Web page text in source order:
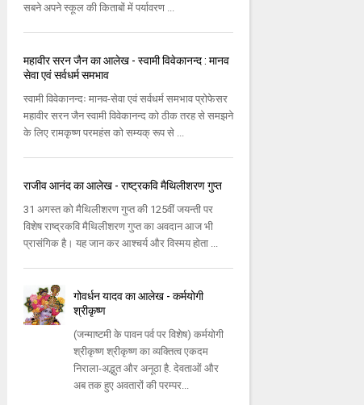
सबने अपने स्‍कूल की किताबों में पर्यावरण ...
महावीर सरन जैन का आलेख - स्वामी विवेकानन्द : मानव
सेवा एवं सर्वधर्म समभाव
स्वामी विवेकानन्दः मानव-सेवा एवं सर्वधर्म समभाव प्रोफेसर
महावीर सरन जैन स्वामी विवेकानन्द को ठीक तरह से समझने
के लिए रामकृष्ण परमहंस को सम्यक् रूप से ...
राजीव आनंद का आलेख - राष्ट्रकवि मैथिलीशरण गुप्त
31 अगस्‍त को मैथिलीशरण गुप्‍त की 125वीं जयन्‍ती पर
विशेष राष्‍द्रकवि मैथिलीशरण गुप्‍त का अवदान आज भी
प्रासंगिक है। यह जान कर आश्‍चर्य और विस्‍मय होता ...
गोवर्धन यादव का आलेख - कर्मयोगी
श्रीकृष्ण
(जन्माष्टमी के पावन पर्व पर विशेष) कर्मयोगी
श्रीकृष्ण श्रीकृष्ण का व्यक्तित्व एकदम
निराला-अद्भुत और अनूठा है. देवताओं और
अब तक हुए अवतारों की परम्पर...